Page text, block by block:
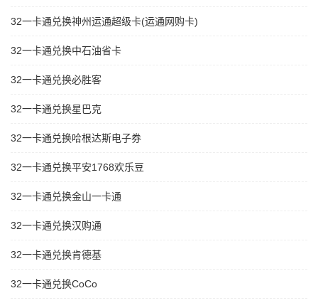
32一卡通兑换神州运通超级卡(运通网购卡)
32一卡通兑换中石油省卡
32一卡通兑换必胜客
32一卡通兑换星巴克
32一卡通兑换哈根达斯电子券
32一卡通兑换平安1768欢乐豆
32一卡通兑换金山一卡通
32一卡通兑换汉购通
32一卡通兑换肯德基
32一卡通兑换CoCo